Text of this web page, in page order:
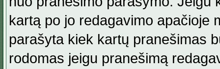
kartą po jo redagavimo apačioje
parašyta kiek kartų pranešimas
rodomas jeigu pranešimą